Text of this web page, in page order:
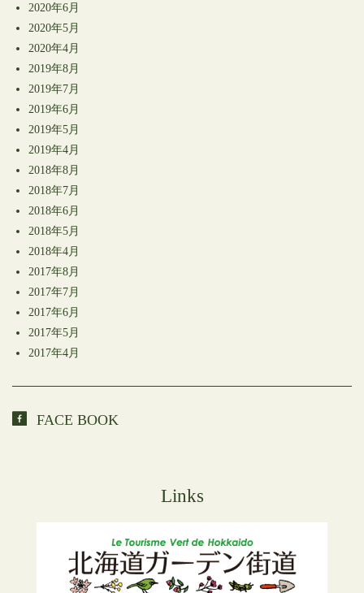
2020年6月
2020年5月
2020年4月
2019年8月
2019年7月
2019年6月
2019年5月
2019年4月
2018年8月
2018年7月
2018年6月
2018年5月
2018年4月
2017年8月
2017年7月
2017年6月
2017年5月
2017年4月
FACE BOOK
Links